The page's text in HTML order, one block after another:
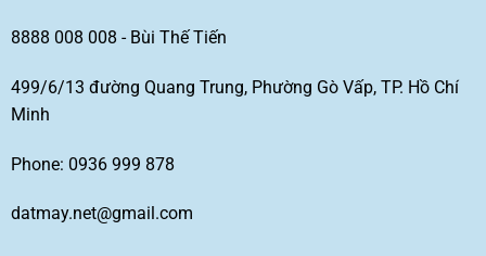
8888 008 008 - Bùi Thế Tiến
499/6/13 đường Quang Trung, Phường Gò Vấp, TP. Hồ Chí
Minh
Phone: 0936 999 878
datmay.net@gmail.com